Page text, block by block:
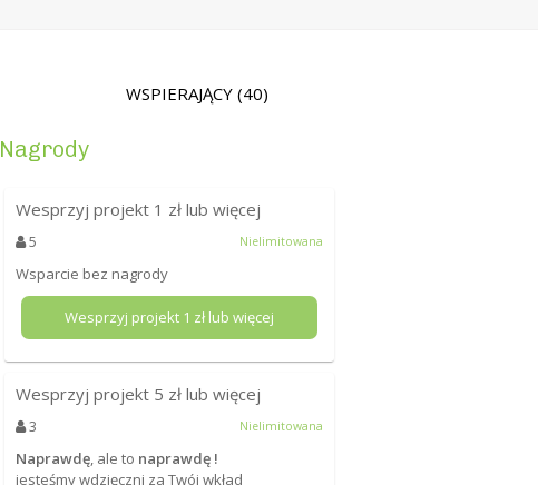
WSPIERAJĄCY(40)
Nagrody
Wesprzyj projekt 1 zł lub więcej
5 Nielimitowana
Wsparcie bez nagrody
Wesprzyj projekt 1 zł lub więcej
Wesprzyj projekt 5 zł lub więcej
3 Nielimitowana
Naprawdę, ale to naprawdę !
jesteśmy wdzięczni za Twój wkład